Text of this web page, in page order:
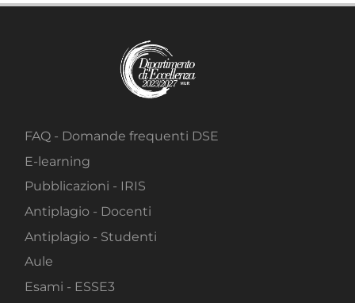
FAQ - Domande frequenti DSE
E-learning
Pubblicazioni - IRIS
Antiplagio - Docenti
Antiplagio - Studenti
Aule
Esami - ESSE3